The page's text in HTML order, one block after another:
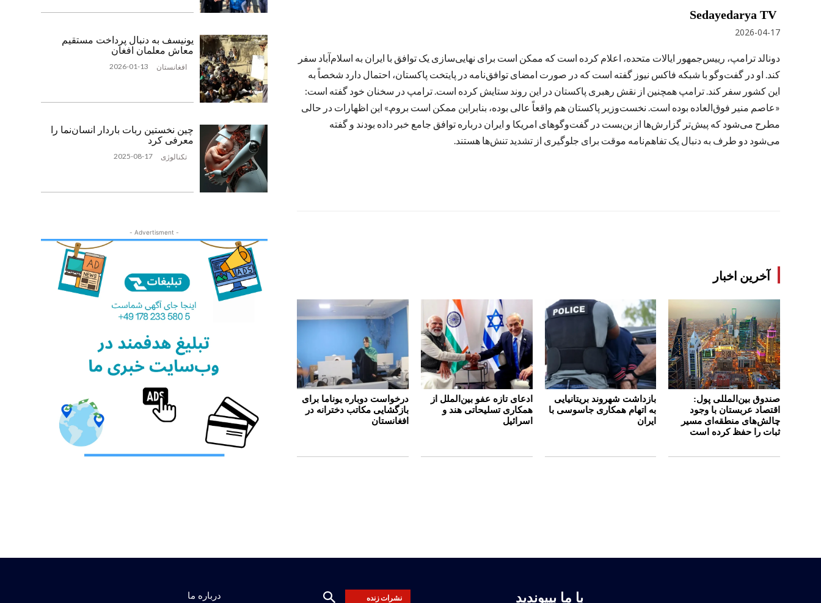
یونیسف به دنبال پرداخت مستقیم
معاش معلمان افغان
افغانستان 2026-01-13
چین نخستین ربات باردار انسان‌نما را
معرفی کرد
تکنالوژی 2025-08-17
- Advertisment -
Sedayedarya TV
2026-04-17
دونالد ترامپ، رییس‌جمهور ایالات متحده، اعلام کرده است که ممکن است برای نهایی‌سازی یک توافق با ایران به اسلام‌آباد سفر
کند. او در گفت‌وگو با شبکه فاکس نیوز گفته است که در صورت امضای توافق‌نامه در پایتخت پاکستان، احتمال دارد شخصاً به
این کشور سفر کند. ترامپ همچنین از نقش رهبری پاکستان در این روند ستایش کرده است. ترامپ در سخنان خود گفته است:
«عاصم منیر فوق‌العاده بوده است. نخست‌وزیر پاکستان هم واقعاً عالی بوده، بنابراین ممکن است بروم.» این اظهارات در حالی
مطرح می‌شود که پیش‌تر گزارش‌ها از بن‌بست در گفت‌وگوهای امریکا و ایران درباره توافق جامع خبر داده بودند و گفته
می‌شود دو طرف به دنبال یک تفاهم‌نامه موقت برای جلوگیری از تشدید تنش‌ها هستند.
آخرین اخبار
صندوق بین‌المللی پول:
اقتصاد عربستان با وجود
چالش‌های منطقه‌ای مسیر
ثبات را حفظ کرده است
بازداشت شهروند بریتانیایی
به اتهام همکاری جاسوسی با
ایران
ادعای تازه عفو بین‌الملل از
همکاری تسلیحاتی هند و
اسرائیل
درخواست دوباره یوناما برای
بازگشایی مکاتب دخترانه در
افغانستان
درباره ما نشرات زنده با ما بپیوندید